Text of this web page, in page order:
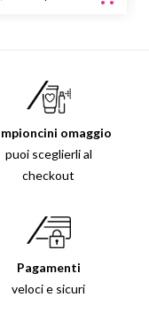
omaggio
puoi sceglierli al
checkout
Pagamenti
veloci e sicuri